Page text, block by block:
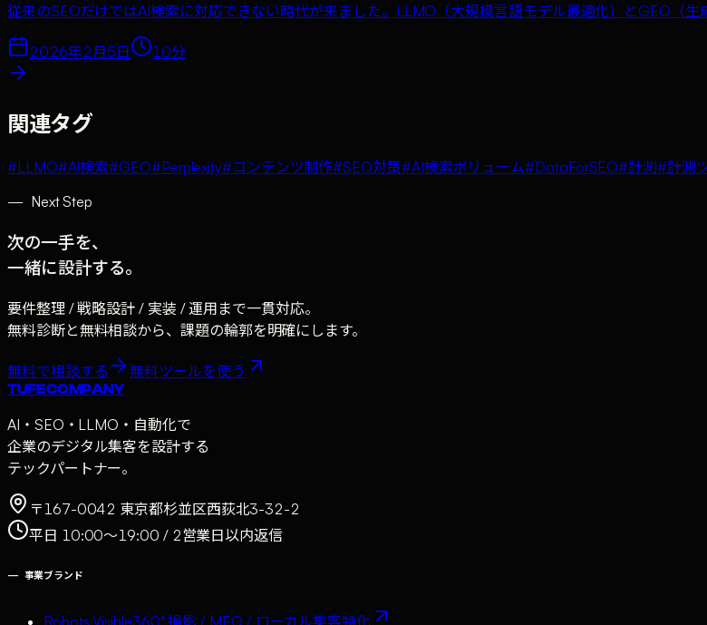
従来のSEOだけではAI検索に対応できない時代が来ました。LLMO（大規模言語モデル最適化）とGEO（
2026年2月5日 10分
関連タグ
#LLMO#AI検索#GEO#Perplexity#コンテンツ制作#SEO対策#AI検索ボリューム#DataForSEO#計測#計測
—Next Step
次の一手を、
一緒に設計する。
要件整理 / 戦略設計 / 実装 / 運用まで一貫対応。
無料診断と無料相談から、課題の輪郭を明確にします。
無料で相談する 無料ツールを使う
TUFE COMPANY
AI・SEO・LLMO・自動化で
企業のデジタル集客を設計する
テックパートナー。
〒167-0042 東京都杉並区西荻北3-32-2
平日 10:00〜19:00 / 2営業日以内返信
— 事業ブランド
Robots Visible360° 撮影 / MEO / ローカル集客特化